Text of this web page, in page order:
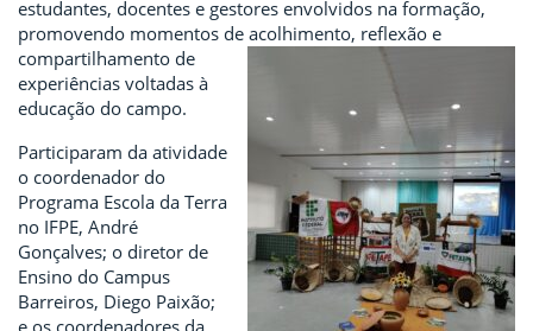
estudantes, docentes e gestores envolvidos na formação,
promovendo momentos de acolhimento, reflexão e
compartilhamento de
experiências voltadas à
educação do campo.
Participaram da atividade
o coordenador do
Programa Escola da Terra
no IFPE, André
Gonçalves; o diretor de
Ensino do Campus
Barreiros, Diego Paixão;
e os coordenadores da